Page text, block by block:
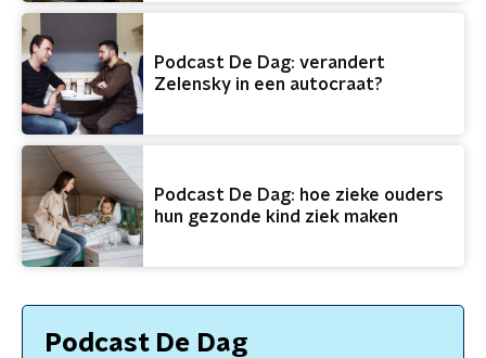
Podcast De Dag: verandert
Zelensky in een autocraat?
Podcast De Dag: hoe zieke ouders
hun gezonde kind ziek maken
Podcast De Dag